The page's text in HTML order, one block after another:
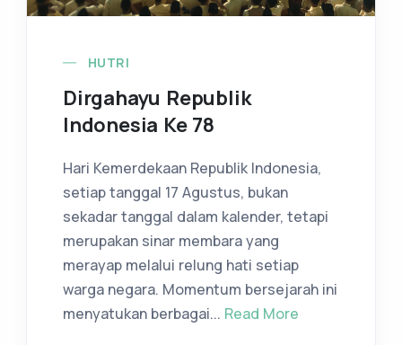
HUTRI
Dirgahayu Republik
Indonesia Ke 78
Hari Kemerdekaan Republik Indonesia,
setiap tanggal 17 Agustus, bukan
sekadar tanggal dalam kalender, tetapi
merupakan sinar membara yang
merayap melalui relung hati setiap
warga negara. Momentum bersejarah ini
menyatukan berbagai... Read More